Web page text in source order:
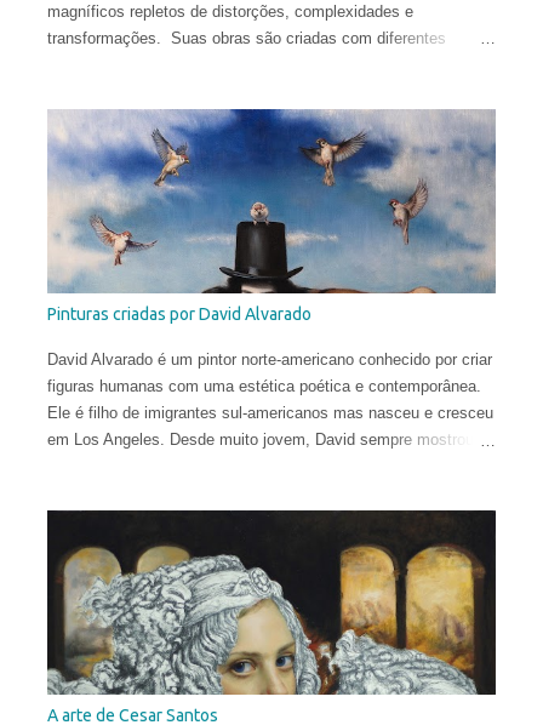
magníficos repletos de distorções, complexidades e
transformações. Suas obras são criadas com diferentes
Conservação do Patrimônio Cultural em Parma e foi bolsista de
pesquisa em Mântua com uma tese dedicada aos tratados
heterodoxos do século XVI. Publicou ensaios sobre pesquisa
histórica e iconológica e colaborou com redações.
Pinturas criadas por David Alvarado
David Alvarado é um pintor norte-americano conhecido por criar
figuras humanas com uma estética poética e contemporânea.
Ele é filho de imigrantes sul-americanos mas nasceu e cresceu
em Los Angeles. Desde muito jovem, David sempre mostrou
para Florença, Itália, e buscou o treinamento tradicional na
cidade que gerou o Renascimento.
A arte de Cesar Santos